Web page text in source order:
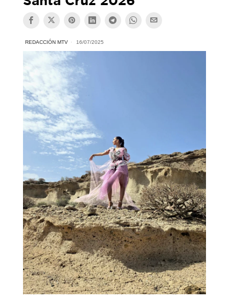
REDACCIÓN MTV 16/07/2025